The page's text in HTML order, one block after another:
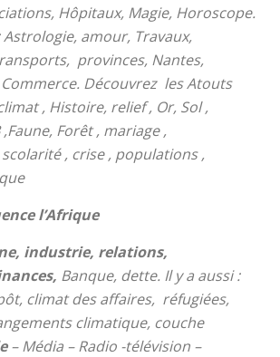
Hôpitaux, Magie, Horoscope.
amour, Travaux,
provinces, Nantes,
Découvrez les Atouts
, Histoire, relief , Or, Sol ,
Forêt , mariage ,
, crise , populations ,
l’Afrique
industrie, relations,
Banque, dette. Il y a aussi :
climat des affaires, réfugiées,
climatique, couche
– Média – Radio -télévision –